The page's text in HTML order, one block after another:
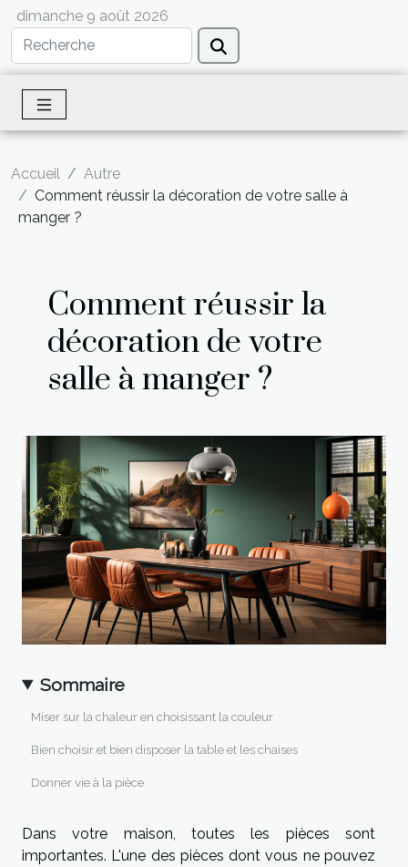
dimanche 9 août 2026
Accueil
Autre
Comment réussir la décoration de votre salle à
manger ?
Comment réussir la
décoration de votre
salle à manger ?
Sommaire
Miser sur la chaleur en choisissant la couleur
Bien choisir et bien disposer la table et les chaises
Donner vie à la pièce
Dans votre maison, toutes les pièces sont
importantes. L'une des pièces dont vous ne pouvez